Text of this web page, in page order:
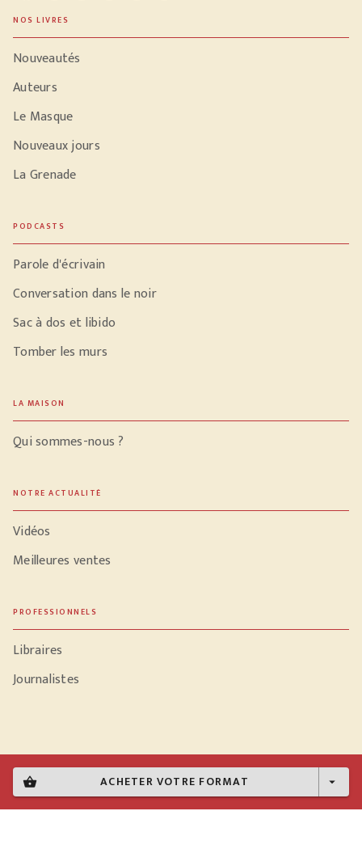
shopping_basket ACHETER VOTRE FORMAT arrow_drop_down
NOS LIVRES
Nouveautés
Auteurs
Le Masque
Nouveaux jours
La Grenade
PODCASTS
Parole d'écrivain
Conversation dans le noir
Sac à dos et libido
Tomber les murs
LA MAISON
Qui sommes-nous ?
NOTRE ACTUALITÉ
Vidéos
Meilleures ventes
PROFESSIONNELS
Libraires
Journalistes
Données personnelles
Paramétrer vos cookies
Mentions légales